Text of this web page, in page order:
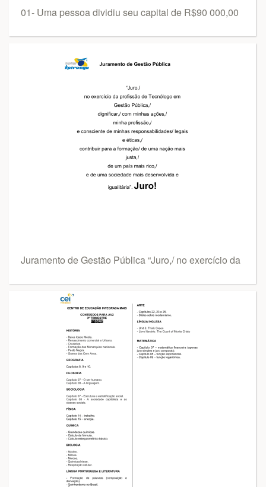
01- Uma pessoa dividiu seu capital de R$90 000,00
Juramento de Gestão Pública “Juro,/ no exercício da